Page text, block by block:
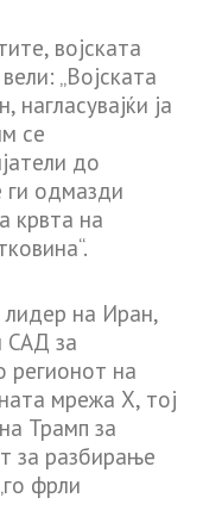
војската
„Војската
ја
се
до
ги одмазди
крвта на
лидер на Иран,
САД за
регионот на
мрежа X, тој
Трамп за
за разбирање
фрли